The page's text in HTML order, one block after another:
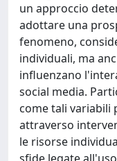
un approccio
adottare una
fenomeno,
individuali, ma
influenzano
social media.
come tali variabili
attraverso
le risorse